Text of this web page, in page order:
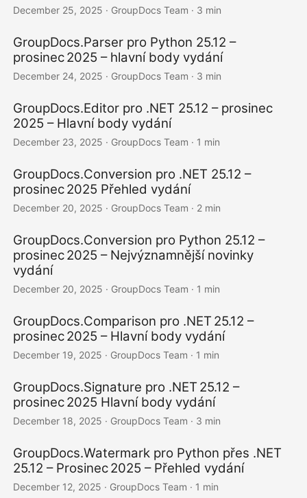
December 25, 2025 · GroupDocs Team · 3 min
GroupDocs.Parser pro Python 25.12 –
prosinec 2025 – hlavní body vydání
December 24, 2025 · GroupDocs Team · 3 min
GroupDocs.Editor pro .NET 25.12 – prosinec
2025 – Hlavní body vydání
December 23, 2025 · GroupDocs Team · 1 min
GroupDocs.Conversion pro .NET 25.12 –
prosinec 2025 Přehled vydání
December 20, 2025 · GroupDocs Team · 2 min
GroupDocs.Conversion pro Python 25.12 –
prosinec 2025 – Nejvýznamnější novinky
vydání
December 20, 2025 · GroupDocs Team · 1 min
GroupDocs.Comparison pro .NET 25.12 –
prosinec 2025 – Hlavní body vydání
December 19, 2025 · GroupDocs Team · 1 min
GroupDocs.Signature pro .NET 25.12 –
prosinec 2025 Hlavní body vydání
December 18, 2025 · GroupDocs Team · 3 min
GroupDocs.Watermark pro Python přes .NET
25.12 – Prosinec 2025 – Přehled vydání
December 12, 2025 · GroupDocs Team · 1 min